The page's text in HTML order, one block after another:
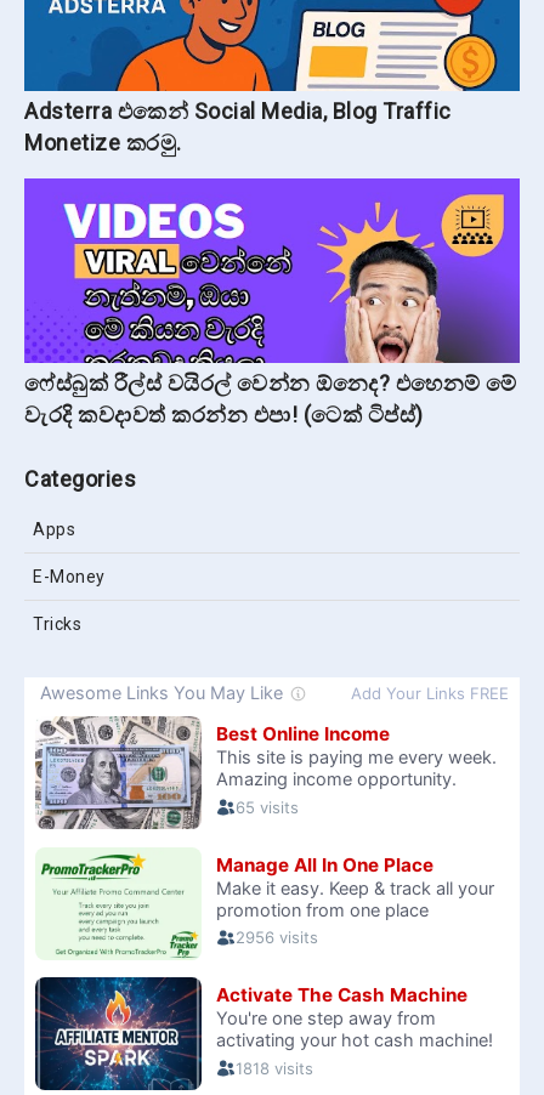
Adsterra එකෙන් Social Media, Blog Traffic
Monetize කරමු.
ෆේස්බුක් රීල්ස් වයිරල් වෙන්න ඕනෙද? එහෙනම් මේ
වැරදි කවදාවත් කරන්න එපා! (ටෙක් ටිප්ස්)
Categories
Apps
E-Money
Tricks